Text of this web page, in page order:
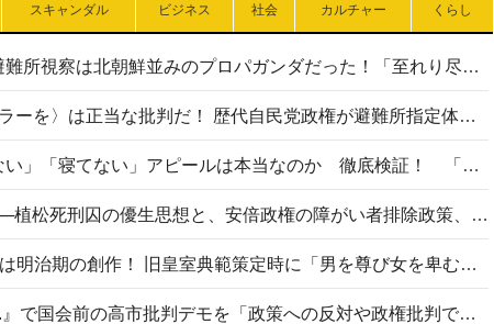
スキャンダル ビジネス 社会 カルチャー くらし
高市首相の熊本地震避難所視察は北朝鮮並みのプロパガンダだった！「至れり尽くせり」の選ばれた避難所の一方で実態は…
〈#ミサイルよりクーラーを〉は正当な批判だ！ 歴代自民党政権が避難所指定体育館へのエアコン設置を遅らせてきた客観的事実
高市首相の「休んでない」「寝てない」アピールは本当なのか 徹底検証！ 「資料読み込み」「アイロンがけ」も矛盾だらけ…
相模原事件から10年──植松死刑囚の優生思想と、安倍政権の障がい者排除政策、右派勢力の差別主義との関係を改めて問う
“男系男子の皇位継承”は明治期の創作！ 旧皇室典範策定時に「男を尊び女を卑むの慣習、人民の脳髄」とトンデモ論で女性天皇を否定
山里亮太が『DayDay.』で国会前の高市批判デモを「政策への反対や政権批判でない」と捻じ曲げ解説 デモ参加者から批判殺到